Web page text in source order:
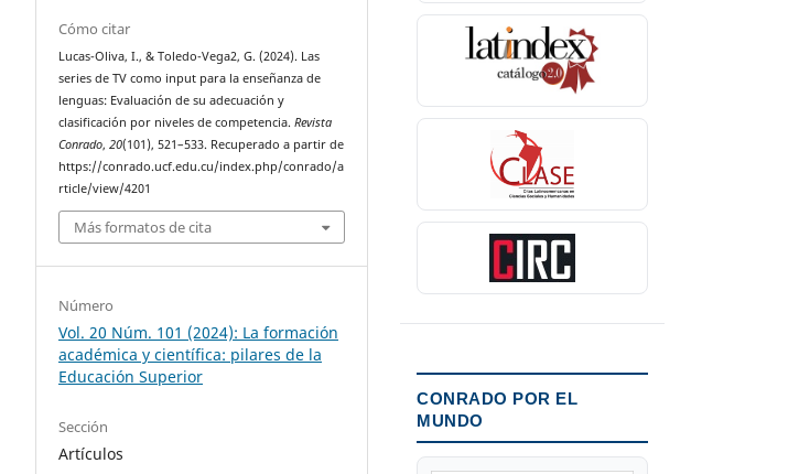
Cómo citar
Lucas-Oliva, I., & Toledo-Vega2, G. (2024). Las
series de TV como input para la enseñanza de
lenguas: Evaluación de su adecuación y
clasificación por niveles de competencia.Revista
Conrado,20(101), 521–533. Recuperado a partir de
https://conrado.ucf.edu.cu/index.php/conrado/a
rticle/view/4201
Más formatos de cita
Número
Vol. 20 Núm. 101 (2024): La formación
académica y científica: pilares de la
Educación Superior
Sección
Artículos
CONRADO POR EL
MUNDO